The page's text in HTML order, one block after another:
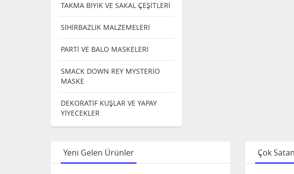
TAKMA BIYIK VE SAKAL ÇEŞİTLERİ
SİHİRBAZLIK MALZEMELERİ
PARTİ VE BALO MASKELERİ
SMACK DOWN REY MYSTERİO
MASKE
DEKORATİF KUŞLAR VE YAPAY
YİYECEKLER
Yeni Gelen Ürünler Çok